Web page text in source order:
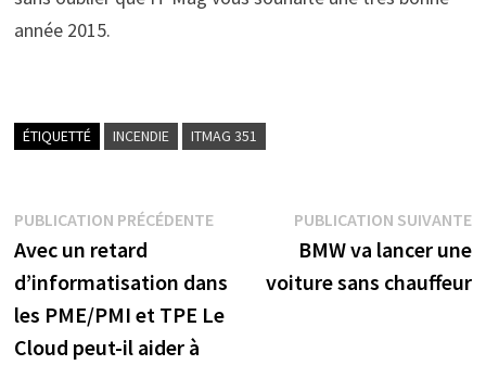
année 2015.
ÉTIQUETTÉ INCENDIE ITMAG 351
Navigation
de
l’article
PUBLICATION PRÉCÉDENTEPublication
précédente :
Avec un retard
d’informatisation dans
les PME/PMI et TPE Le
Cloud peut-il aider à
PUBLICATION SUIVANTE
BMW va lancer une
voiture sans chauffeur